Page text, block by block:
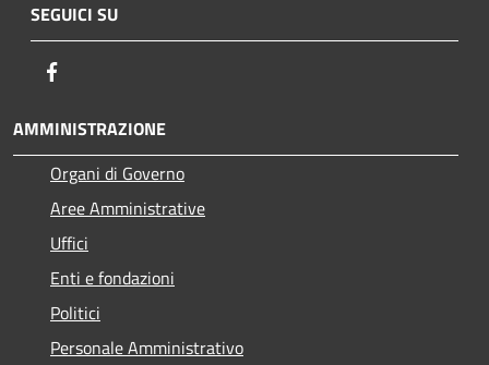
SEGUICI SU
AMMINISTRAZIONE
Organi di Governo
Aree Amministrative
Uffici
Enti e fondazioni
Politici
Personale Amministrativo